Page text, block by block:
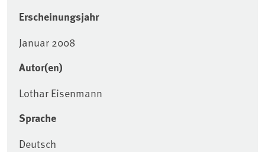
Erscheinungsjahr
Januar 2008
Autor(en)
Lothar Eisenmann
Sprache
Deutsch